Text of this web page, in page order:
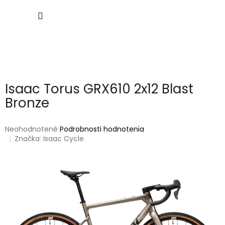
Isaac Torus GRX610 2x12 Blast
Bronze
Priemerné
hodnotenie
Neohodnotené Podrobnosti hodnotenia
Značka:Isaac Cycle